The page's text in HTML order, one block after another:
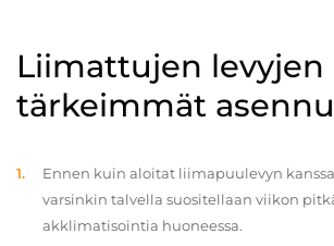
Liimattujen levyjen
tärkeimmät
Ennen kuin aloitat liimapuulevyn
varsinkin talvella suositellaan viikon
akklimatisointia huoneessa.